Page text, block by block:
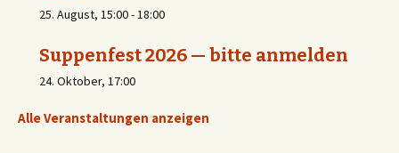
25. August, 15:00- 18:00
Suppenfest 2026 — bitte anmelden
24. Oktober, 17:00
Alle Veranstaltungen anzeigen